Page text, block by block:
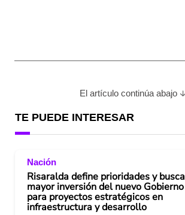
El artículo continúa abajo
TE PUEDE INTERESAR
Nación
Risaralda define prioridades y busca
mayor inversión del nuevo Gobierno
para proyectos estratégicos en
infraestructura y desarrollo